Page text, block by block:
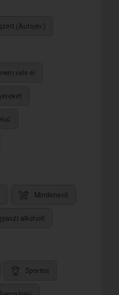
(Autójav.)
vele él
Mindenevő
alkoholt
Sportos